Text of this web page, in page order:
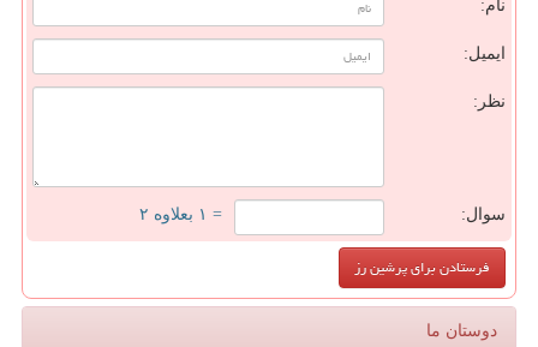
نام:
ایمیل:
نظر:
سوال: = ۱ بعلاوه ۲
دوستان ما